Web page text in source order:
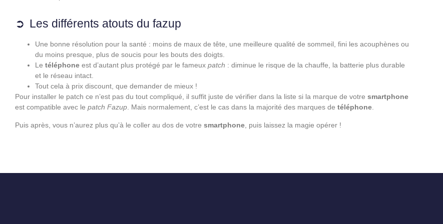
Les différents atouts du fazup
Une bonne résolution pour la santé : moins de maux de tête, une meilleure qualité de sommeil, fini les acouphènes ou
du moins presque, plus de soucis pour les bouts des doigts.
Le téléphone est d’autant plus protégé par le fameux patch : diminue le risque de la chauffe, la batterie plus durable
et le réseau intact.
Tout cela à prix discount, que demander de mieux !
Pour installer le patch ce n’est pas du tout compliqué, il suffit juste de vérifier dans la liste si la marque de votre smartphone
est compatible avec le patch Fazup . Mais normalement, c’est le cas dans la majorité des marques de téléphone
Puis après, vous n’aurez plus qu’à le coller au dos de votre smartphone , puis laissez la magie opérer !